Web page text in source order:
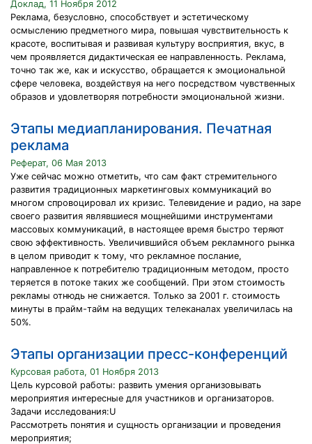
Доклад, 11 Ноября 2012
Реклама, безусловно, способствует и эстетическому
осмыслению предметного мира, повышая чувствительность к
красоте, воспитывая и развивая культуру восприятия, вкус, в
чем проявляется дидактическая ее направленность. Реклама,
точно так же, как и искусство, обращается к эмоциональной
сфере человека, воздействуя на него посредством чувственных
образов и удовлетворяя потребности эмоциональной жизни.
Этапы медиапланирования. Печатная
реклама
Реферат, 06 Мая 2013
Уже сейчас можно отметить, что сам факт стремительного
развития традиционных маркетинговых коммуникаций во
многом спровоцировал их кризис. Телевидение и радио, на заре
своего развития являвшиеся мощнейшими инструментами
массовых коммуникаций, в настоящее время быстро теряют
свою эффективность. Увеличившийся объем рекламного рынка
в целом приводит к тому, что рекламное послание,
направленное к потребителю традиционным методом, просто
теряется в потоке таких же сообщений. При этом стоимость
рекламы отнюдь не снижается. Только за 2001 г. стоимость
минуты в прайм-тайм на ведущих телеканалах увеличилась на
50%.
Этапы организации пресс-конференций
Курсовая работа, 01 Ноября 2013
Цель курсовой работы: развить умения организовывать
мероприятия интересные для участников и организаторов.
Задачи исследования:U
Рассмотреть понятия и сущность организации и проведения
мероприятия;